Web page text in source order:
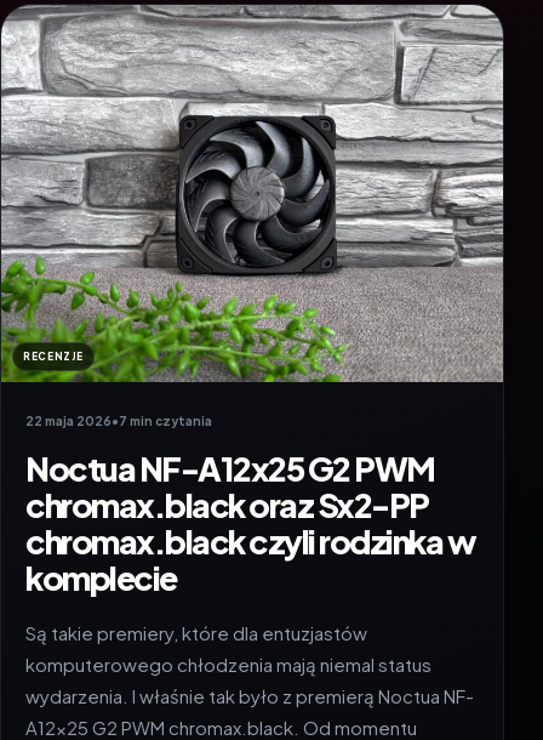
RECENZJE
22 maja 2026•7 min czytania
Noctua NF-A12x25 G2 PWM
chromax.black oraz Sx2-PP
chromax.black czyli rodzinka w
komplecie
Są takie premiery, które dla entuzjastów
komputerowego chłodzenia mają niemal status
wydarzenia. I właśnie tak było z premierą Noctua NF-
A12x25 G2 PWM chromax.black. Od momentu